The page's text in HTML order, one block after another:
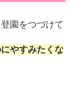
園をつづけて
やすみたくな